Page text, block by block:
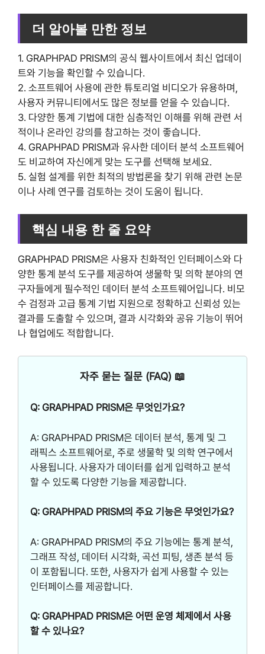
더 알아볼 만한 정보
1. GRAPHPAD PRISM의 공식 웹사이트에서 최신 업데이
트와 기능을 확인할 수 있습니다.
2. 소프트웨어 사용에 관한 튜토리얼 비디오가 유용하며,
사용자 커뮤니티에서도 많은 정보를 얻을 수 있습니다.
3. 다양한 통계 기법에 대한 심층적인 이해를 위해 관련 서
적이나 온라인 강의를 참고하는 것이 좋습니다.
4. GRAPHPAD PRISM과 유사한 데이터 분석 소프트웨어
도 비교하여 자신에게 맞는 도구를 선택해 보세요.
5. 실험 설계를 위한 최적의 방법론을 찾기 위해 관련 논문
이나 사례 연구를 검토하는 것이 도움이 됩니다.
핵심 내용 한 줄 요약
GRAPHPAD PRISM은 사용자 친화적인 인터페이스와 다
양한 통계 분석 도구를 제공하여 생물학 및 의학 분야의 연
구자들에게 필수적인 데이터 분석 소프트웨어입니다. 비모
수 검정과 고급 통계 기법 지원으로 정확하고 신뢰성 있는
결과를 도출할 수 있으며, 결과 시각화와 공유 기능이 뛰어
나 협업에도 적합합니다.
자주 묻는 질문 (FAQ) 📖
Q: GRAPHPAD PRISM은 무엇인가요?
A: GRAPHPAD PRISM은 데이터 분석, 통계 및 그
래픽스 소프트웨어로, 주로 생물학 및 의학 연구에서
사용됩니다. 사용자가 데이터를 쉽게 입력하고 분석
할 수 있도록 다양한 기능을 제공합니다.
Q: GRAPHPAD PRISM의 주요 기능은 무엇인가요?
A: GRAPHPAD PRISM의 주요 기능에는 통계 분석,
그래프 작성, 데이터 시각화, 곡선 피팅, 생존 분석 등
이 포함됩니다. 또한, 사용자가 쉽게 사용할 수 있는
인터페이스를 제공합니다.
Q: GRAPHPAD PRISM은 어떤 운영 체제에서 사용
할 수 있나요?